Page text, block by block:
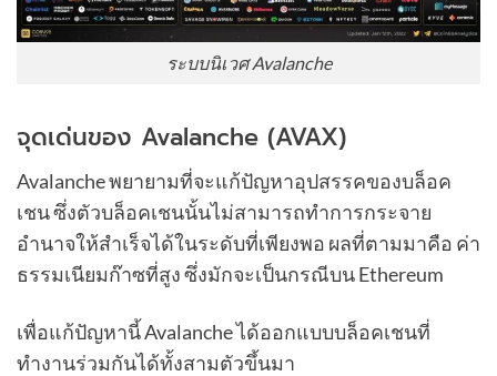
ระบบนิเวศ Avalanche
จุดเด่นของ Avalanche (AVAX)
Avalanche พยายามที่จะแก้ปัญหาอุปสรรคของบล็อค
เชน ซึ่งตัวบล็อคเชนนั้นไม่สามารถทำการกระจาย
อำนาจให้สำเร็จได้ในระดับที่เพียงพอ ผลที่ตามมาคือ ค่า
ธรรมเนียมก๊าซที่สูง ซึ่งมักจะเป็นกรณีบน Ethereum
เพื่อแก้ปัญหานี้ Avalanche ได้ออกแบบบล็อคเชนที่
ทำงานร่วมกันได้ทั้งสามตัวขึ้นมา